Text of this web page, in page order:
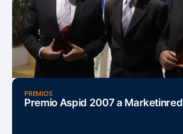
PREMIOS
Premio Aspid 2007 a Marketinred